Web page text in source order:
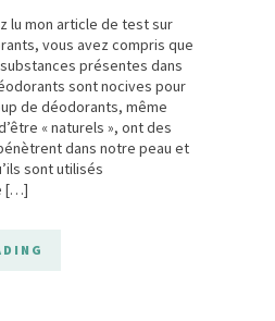
lu mon article de test sur
vous avez compris que
présentes dans
sont nocives pour
de déodorants, même
« naturels », ont des
dans notre peau et
sont utilisés
[…]